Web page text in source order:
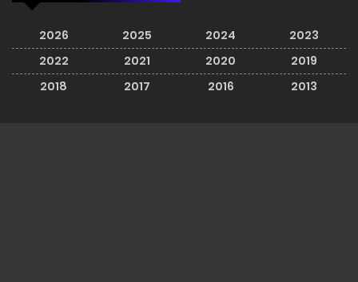
2026 2025 2024
2023
2022
2021 2020
2019
2018
2017 2016 2013